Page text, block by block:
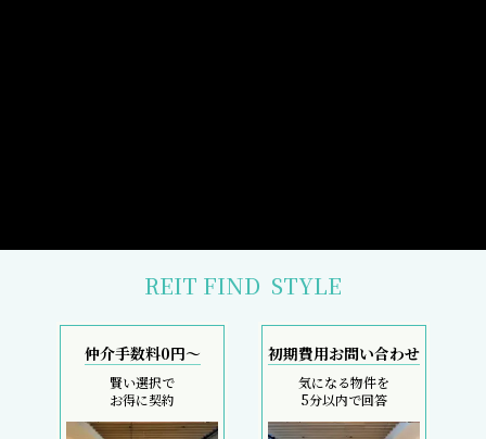
REIT FIND STYLE
仲介手数料0円～
賢い選択で
お得に契約
初期費用お問い合わせ
気になる物件を
5分以内で回答